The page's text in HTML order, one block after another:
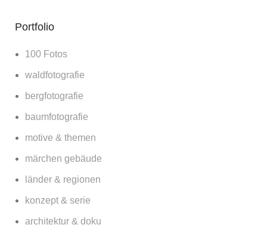
Portfolio
100 Fotos
waldfotografie
bergfotografie
baumfotografie
motive & themen
märchen gebäude
länder & regionen
konzept & serie
architektur & doku